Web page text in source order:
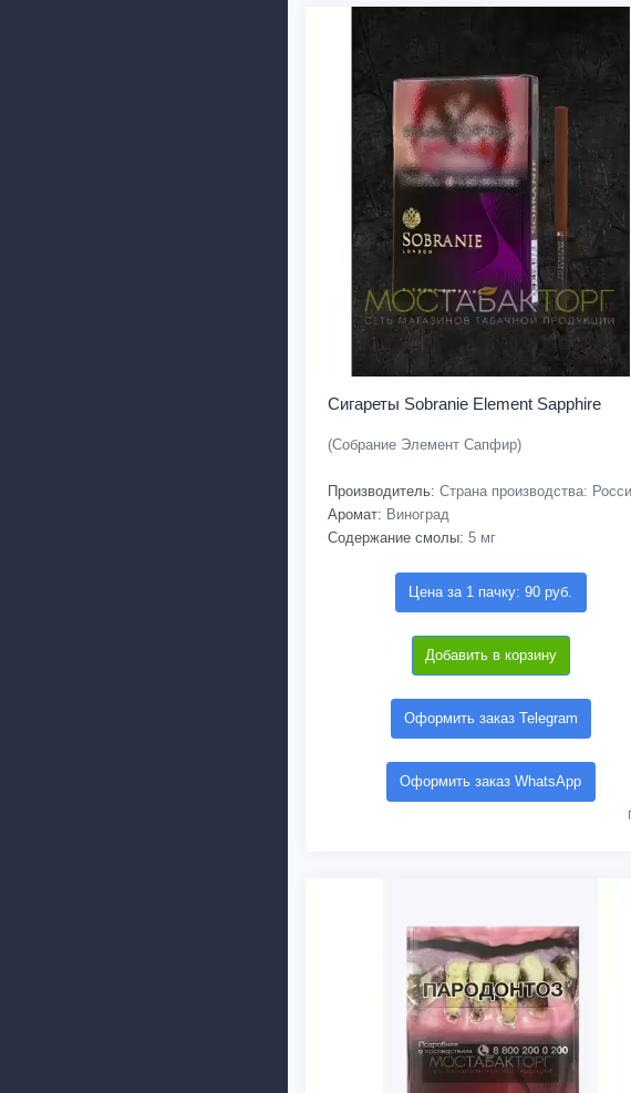
Сигареты Sobranie Element Sapphire
(Собрание Элемент Сапфир)
Производитель: Страна производства:
Аромат: Виноград
Содержание смолы: 5 мг
Цена за 1 пачку: 90 руб.
Добавить в корзину
Оформить заказ Telegram
Оформить заказ WhatsApp